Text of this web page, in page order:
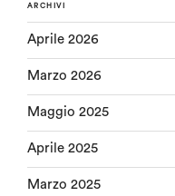
ARCHIVI
Aprile 2026
Marzo 2026
Maggio 2025
Aprile 2025
Marzo 2025